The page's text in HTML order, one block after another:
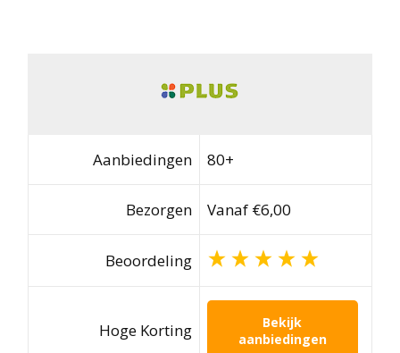
Aanbiedingen 80+
Bezorgen Vanaf €6,00
Beoordeling
Hoge Korting
Bekijk
aanbiedingen